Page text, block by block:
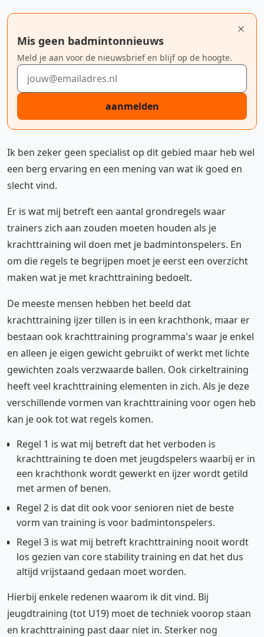
Mis geen badmintonnieuws
Meld je aan voor de nieuwsbrief en blijf op de hoogte.
E-mailadres
aanmelden
Ik ben zeker geen specialist op dit gebied maar heb wel
een berg ervaring en een mening van wat ik goed en
slecht vind.
Er is wat mij betreft een aantal grondregels waar
trainers zich aan zouden moeten houden als je
krachttraining wil doen met je badmintonspelers. En
om die regels te begrijpen moet je eerst een overzicht
maken wat je met krachttraining bedoelt.
De meeste mensen hebben het beeld dat
krachttraining ijzer tillen is in een krachthonk, maar er
bestaan ook krachttraining programma's waar je enkel
en alleen je eigen gewicht gebruikt of werkt met lichte
gewichten zoals verzwaarde ballen. Ook cirkeltraining
heeft veel krachttraining elementen in zich. Als je deze
verschillende vormen van krachttraining voor ogen heb
kan je ook tot wat regels komen.
Regel 1 is wat mij betreft dat het verboden is
krachttraining te doen met jeugdspelers waarbij er in
een krachthonk wordt gewerkt en ijzer wordt getild
met armen of benen.
Regel 2 is dat dit ook voor senioren niet de beste
vorm van training is voor badmintonspelers.
Regel 3 is wat mij betreft krachttraining nooit wordt
los gezien van core stability training en dat het dus
altijd vrijstaand gedaan moet worden.
Hierbij enkele redenen waarom ik dit vind. Bij
jeugdtraining (tot U19) moet de techniek voorop staan
en krachttraining past daar niet in. Sterker nog